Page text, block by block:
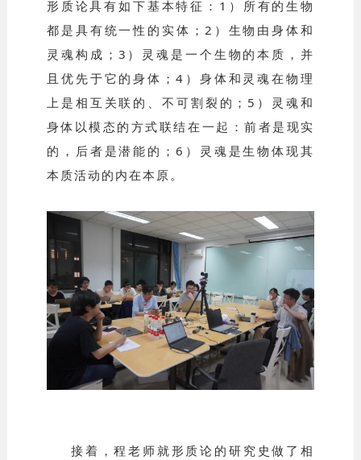
形质论具有如下基本特征：1）所有的生物
都是具有统一性的实体；2）生物由身体和
灵魂构成；3）灵魂是一个生物的本质，并
且优先于它的身体；4）身体和灵魂在物理
上是相互关联的、不可割裂的；5）灵魂和
身体以模态的方式联结在一起：前者是现实
的，后者是潜能的；6）灵魂是生物体现其
本质活动的内在本原。
接着，程老师就形质论的研究史做了相